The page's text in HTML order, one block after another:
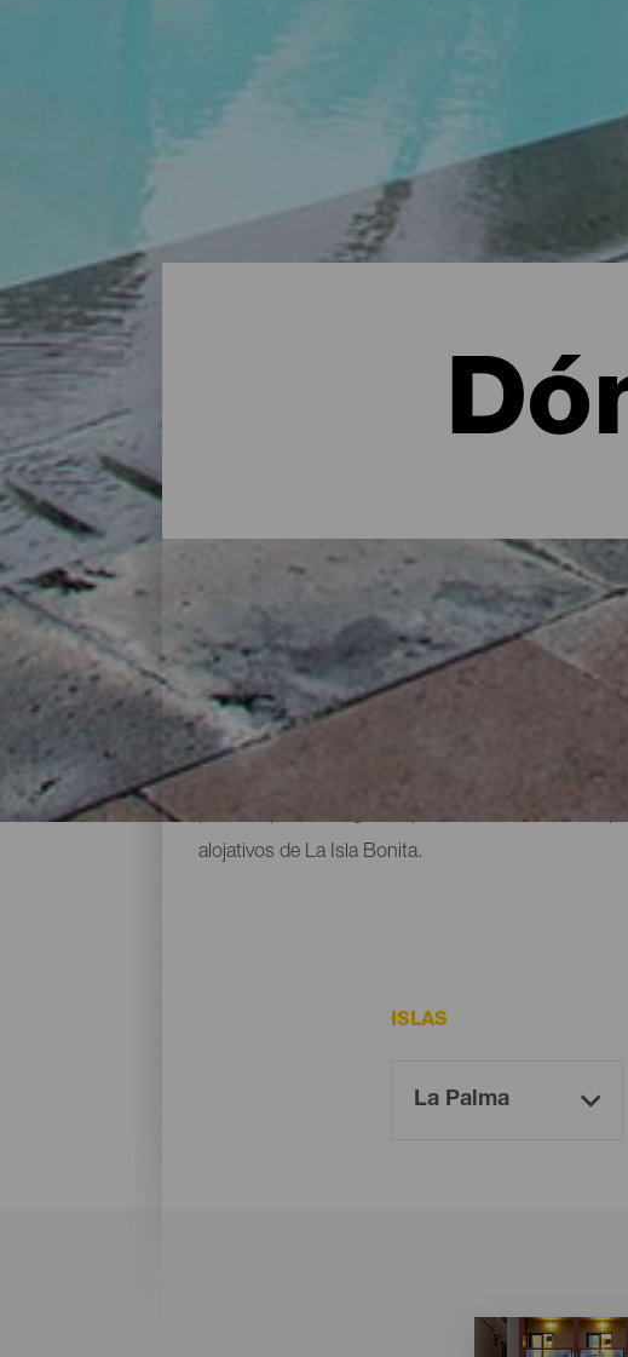
Dónde alojarse en la isla de La
En una casa rural en plena naturaleza, en un
cuidados: La Palma dispone a lo largo de sus
perfecta para recargar las pilas tras un día de ruta
alojativos de La Isla Bonita.
ISLAS
Imagen
Listado
Imagen